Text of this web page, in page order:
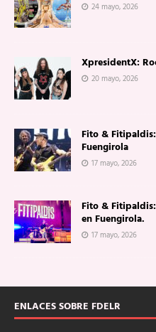
24 mayo, 2026
XpresidentX:
20 mayo, 2026
Fito &
Fuengirola
17 mayo, 2026
Fito &
en Fuengirola.
17 mayo, 2026
ENLACES SOBRE FDELR